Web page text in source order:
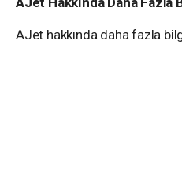
AJet hakkında daha fazla